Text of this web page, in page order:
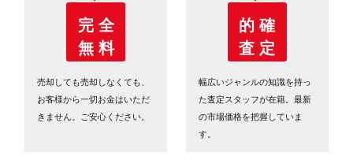
完 全
無 料
売却しても売却しなくても、
お客様から一切お金はいただ
きません。ご安心ください。
的 確
査 定
幅広いジャンルの知識を持っ
た査定スタッフが在籍。最新
の市場価格を把握していま
す。